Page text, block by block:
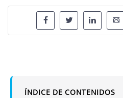
ÍNDICE DE CONTENIDOS